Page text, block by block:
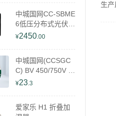
生
中城国网CC-SBME
6低压分布式光伏开
关
¥2450.00
中城国网(CCSGC
C) BV 450/750V 2
5mm² 35mm² 50m
定制(单位：米)
¥23.3
爱家乐 H1 折叠加